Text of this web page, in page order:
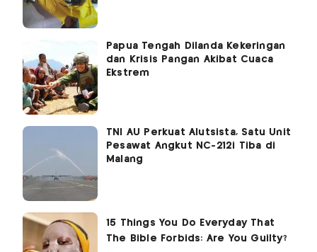
Papua Tengah Dilanda Kekeringan
dan Krisis Pangan Akibat Cuaca
Ekstrem
TNI AU Perkuat Alutsista, Satu Unit
Pesawat Angkut NC-212i Tiba di
Malang